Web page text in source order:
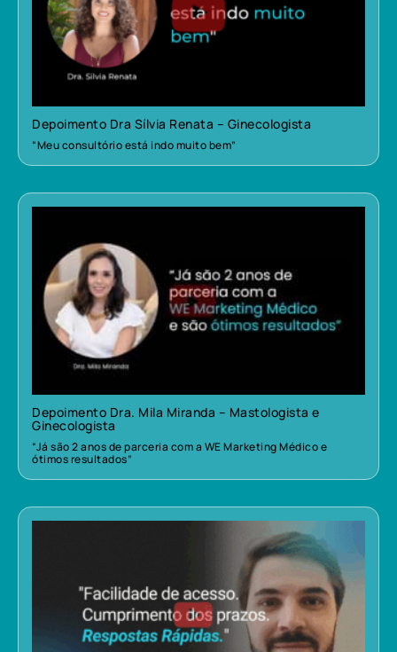
Depoimento Dra Sílvia Renata – Ginecologista
“Meu consultório está indo muito bem”
Depoimento Dra. Mila Miranda – Mastologista e
Ginecologista
“Já são 2 anos de parceria com a WE Marketing Médico e
ótimos resultados”